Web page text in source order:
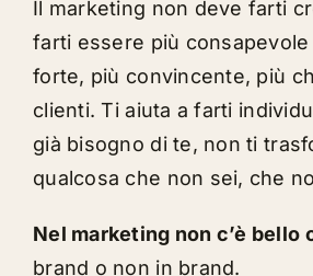
Il marketing non deve farti
farti essere più
forte, più convincente, più
clienti. Ti aiuta a farti
già bisogno di te, non ti
qualcosa che non sei, che
Nel marketing non c’è bello
brand o non in brand.